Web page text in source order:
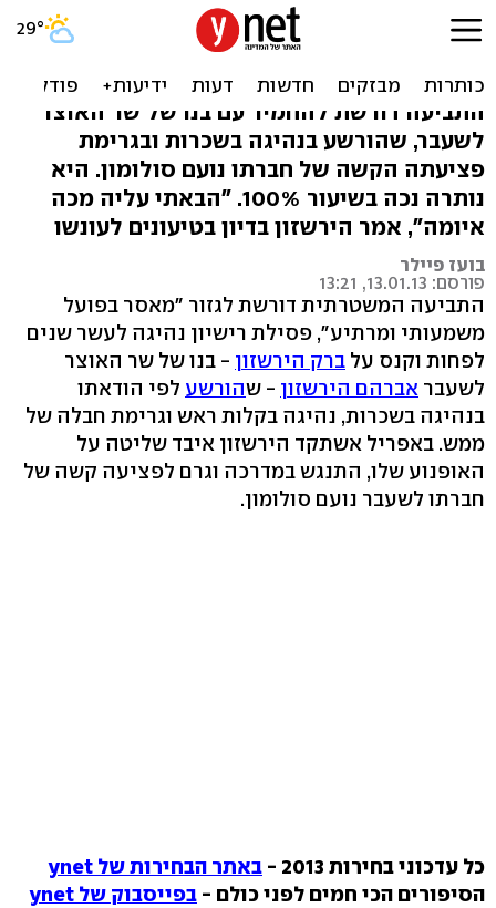
דרישה למאסר משמעותי
לברק הירשזון: 'סיוט חיי'
התביעה דורשת להחמיר עם בנו של שר האוצר
לשעבר, שהורשע בנהיגה בשכרות ובגרימת
פציעתה הקשה של חברתו נועם סולומון. היא
נותרה נכה בשיעור 100%. "הבאתי עליה מכה
איומה", אמר הירשזון בדיון בטיעונים לעונשו
בועז פיילר
פורסם: 13.01.13, 13:21
התביעה המשטרתית דורשת לגזור "מאסר בפועל
משמעותי ומרתיע", פסילת רישיון נהיגה לעשר שנים
לפחות וקנס על ברק הירשזון - בנו של שר האוצר
לשעבר אברהם הירשזון - שהורשע לפי הודאתו
בנהיגה בשכרות, נהיגה בקלות ראש וגרימת חבלה של
ממש. באפריל אשתקד הירשזון איבד שליטה על
האופנוע שלו, התנגש במדרכה וגרם לפציעה קשה של
חברתו לשעבר נועם סולומון.
כל עדכוני בחירות 2013 -
באתר הבחירות של ynet
הסיפורים הכי חמים לפני כולם - בפייסבוק של ynet